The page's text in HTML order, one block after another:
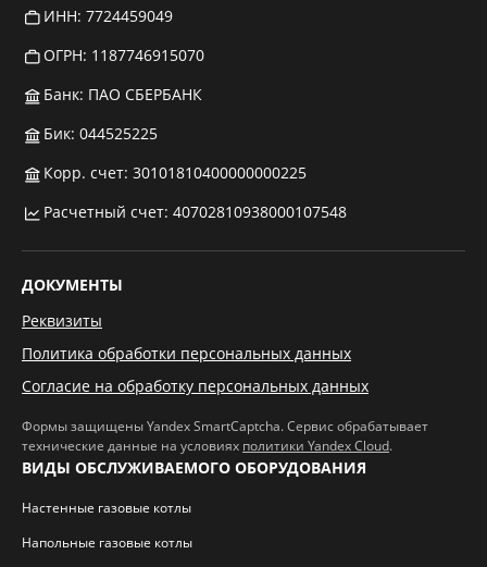
ИНН: 7724459049
ОГРН: 1187746915070
Банк: ПАО СБЕРБАНК
Бик: 044525225
Корр. счет: 30101810400000000225
Расчетный счет: 40702810938000107548
ДОКУМЕНТЫ
Реквизиты
Политика обработки персональных данных
Согласие на обработку персональных данных
Формы защищены Yandex SmartCaptcha. Сервис обрабатывает
технические данные на условиях политики Yandex Cloud.
ВИДЫ ОБСЛУЖИВАЕМОГО ОБОРУДОВАНИЯ
Настенные газовые котлы
Напольные газовые котлы